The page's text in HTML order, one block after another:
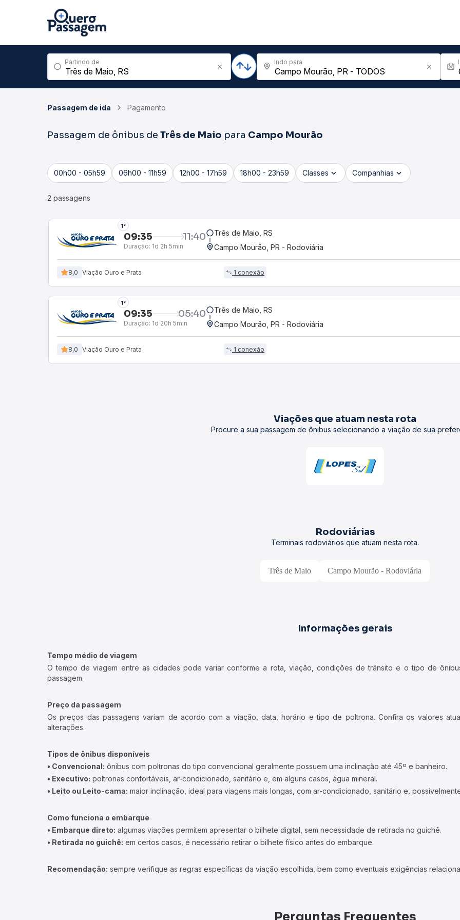
Partindo de Indo para
Passagem de ida Pagamento
Passagem de ônibus de Três de Maio para Campo Mourão
00h00 - 05h59 06h00 - 11h59 12h00 - 17h59 18h00 - 23h59 Classes Companhias
2 passagens
1°
09:35 11:40
Duração: 1d 2h 5min
Três de Maio, RS
Campo Mourão, PR - Rodoviária
8,0 Viação Ouro e Prata 1 conexão
1°
09:35 05:40
Duração: 1d 20h 5min
Três de Maio, RS
Campo Mourão, PR - Rodoviária
8,0 Viação Ouro e Prata 1 conexão
Viações que atuam nesta rota
Procure a sua passagem de ônibus selecionando a viação de sua
Rodoviárias
Terminais rodoviários que atuam nesta rota.
Três de Maio Campo Mourão - Rodoviária
Informações gerais
Tempo médio de viagem
O tempo de viagem entre as cidades pode variar conforme a rota, viação, condições de trânsito e o tipo de
passagem.
Preço da passagem
Os preços das passagens variam de acordo com a viação, data, horário e tipo de poltrona. Confira os valores
alterações.
Tipos de ônibus disponíveis
• Convencional: ônibus com poltronas do tipo convencional geralmente possuem uma inclinação até 45º e banheiro.
• Executivo: poltronas confortáveis, ar-condicionado, sanitário e, em alguns casos, água mineral.
• Leito ou Leito-cama: maior inclinação, ideal para viagens mais longas, com ar-condicionado, sanitário e,
Como funciona o embarque
• Embarque direto: algumas viações permitem apresentar o bilhete digital, sem necessidade de retirada no guichê.
• Retirada no guichê: em certos casos, é necessário retirar o bilhete físico antes do embarque.
Recomendação: sempre verifique as regras específicas da viação escolhida, bem como eventuais exigências
Perguntas Frequentes